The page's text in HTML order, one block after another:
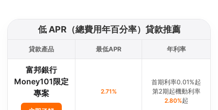
低 APR（總費用年百分率）貸款推薦
貸款產品 最低APR 年利率
富邦銀行
Money101限定
專案
2.71%
首期利率0.01%起
第2期起機動利率
2.80%起